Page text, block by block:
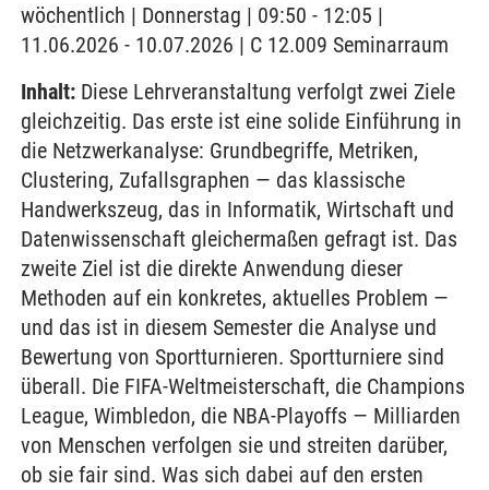
wöchentlich | Donnerstag | 09:50 - 12:05 |
11.06.2026 - 10.07.2026 | C 12.009 Seminarraum
Inhalt: Diese Lehrveranstaltung verfolgt zwei Ziele
gleichzeitig. Das erste ist eine solide Einführung in
die Netzwerkanalyse: Grundbegriffe, Metriken,
Clustering, Zufallsgraphen — das klassische
Handwerkszeug, das in Informatik, Wirtschaft und
Datenwissenschaft gleichermaßen gefragt ist. Das
zweite Ziel ist die direkte Anwendung dieser
Methoden auf ein konkretes, aktuelles Problem —
und das ist in diesem Semester die Analyse und
Bewertung von Sportturnieren. Sportturniere sind
überall. Die FIFA-Weltmeisterschaft, die Champions
League, Wimbledon, die NBA-Playoffs — Milliarden
von Menschen verfolgen sie und streiten darüber,
ob sie fair sind. Was sich dabei auf den ersten